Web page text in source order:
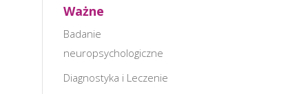
Ważne
Badanie
neuropsychologiczne
Diagnostyka i Leczenie